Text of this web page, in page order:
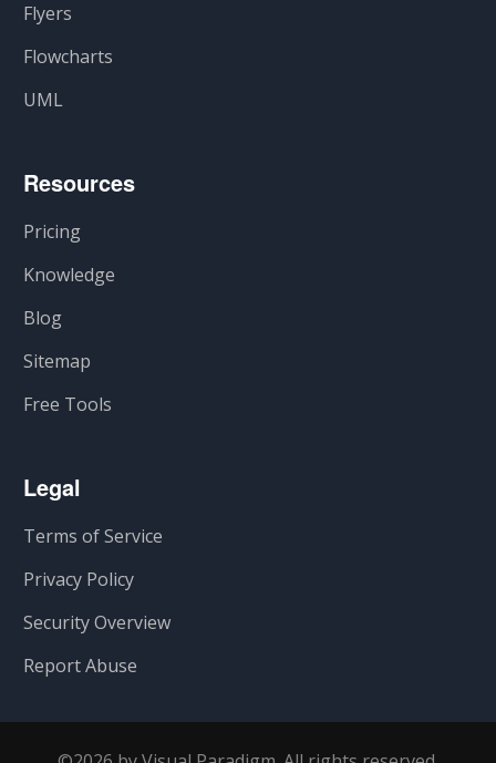
Flyers
Flowcharts
UML
Resources
Pricing
Knowledge
Blog
Sitemap
Free Tools
Legal
Terms of Service
Privacy Policy
Security Overview
Report Abuse